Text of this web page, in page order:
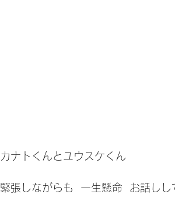
カナトくんとユウスケくん
緊張しながらも  一生懸命  お話し